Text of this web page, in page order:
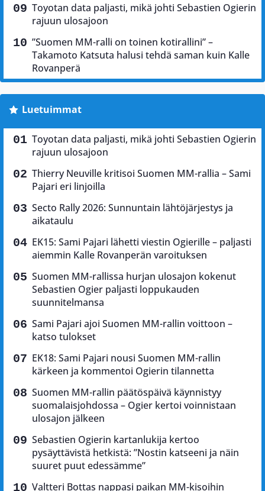
Toyotan data paljasti, mikä johti Sebastien Ogierin
rajuun ulosajoon
”Suomen MM-ralli on toinen kotirallini” –
Takamoto Katsuta halusi tehdä saman kuin Kalle
Rovanperä
Luetuimmat
Toyotan data paljasti, mikä johti Sebastien Ogierin
rajuun ulosajoon
Thierry Neuville kritisoi Suomen MM-rallia – Sami
Pajari eri linjoilla
Secto Rally 2026: Sunnuntain lähtöjärjestys ja
aikataulu
EK15: Sami Pajari lähetti viestin Ogierille – paljasti
aiemmin Kalle Rovanperän varoituksen
Suomen MM-rallissa hurjan ulosajon kokenut
Sebastien Ogier paljasti loppukauden
suunnitelmansa
Sami Pajari ajoi Suomen MM-rallin voittoon –
katso tulokset
EK18: Sami Pajari nousi Suomen MM-rallin
kärkeen ja kommentoi Ogierin tilannetta
Suomen MM-rallin päätöspäivä käynnistyy
suomalaisjohdossa – Ogier kertoi voinnistaan
ulosajon jälkeen
Sebastien Ogierin kartanlukija kertoo
pysäyttävistä hetkistä: ”Nostin katseeni ja näin
suuret puut edessämme”
Valtteri Bottas nappasi paikan MM-kisoihin